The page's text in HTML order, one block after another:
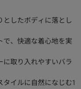
したボディに落とし
で、快適な着心地を実
取り入れやすいバラ
イルに自然になじむ1